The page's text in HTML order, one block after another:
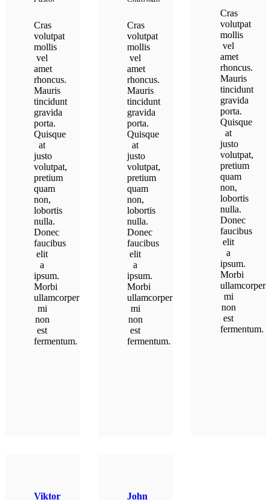
Cras
volutpat
mollis
vel
amet
rhoncus.
Mauris
tincidunt
gravida
porta.
Quisque
at
justo
volutpat,
pretium
quam
non,
lobortis
nulla.
Donec
faucibus
elit
a
ipsum.
Morbi
ullamcorper
mi
non
est
fermentum.
Cras
volutpat
mollis
vel
amet
rhoncus.
Mauris
tincidunt
gravida
porta.
Quisque
at
justo
volutpat,
pretium
quam
non,
lobortis
nulla.
Donec
faucibus
elit
a
ipsum.
Morbi
ullamcorper
mi
non
est
fermentum.
Cras
volutpat
mollis
vel
amet
rhoncus.
Mauris
tincidunt
gravida
porta.
Quisque
at
justo
volutpat,
pretium
quam
non,
lobortis
nulla.
Donec
faucibus
elit
a
ipsum.
Morbi
ullamcorper
mi
non
est
fermentum.
Viktor
John